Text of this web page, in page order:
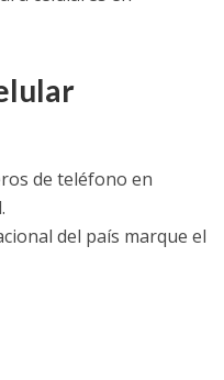
de teléfono en
del país marque el